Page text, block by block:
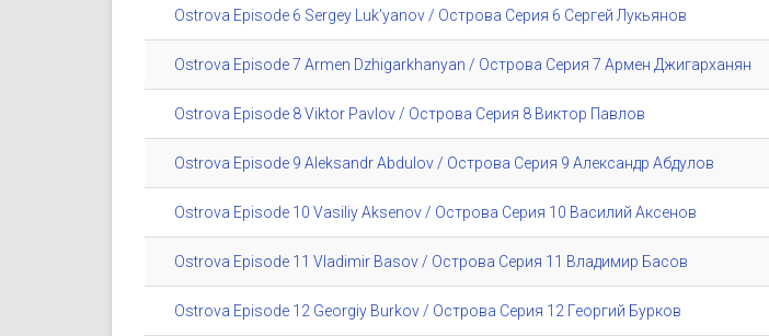
Ostrova Episode 6 Sergey Luk'yanov / Острова Серия 6 Сергей Лукьянов
Ostrova Episode 7 Armen Dzhigarkhanyan / Острова Серия 7 Армен Джигарханян
Ostrova Episode 8 Viktor Pavlov / Острова Серия 8 Виктор Павлов
Ostrova Episode 9 Aleksandr Abdulov / Острова Серия 9 Александр Абдулов
Ostrova Episode 10 Vasiliy Aksenov / Острова Серия 10 Василий Аксенов
Ostrova Episode 11 Vladimir Basov / Острова Серия 11 Владимир Басов
Ostrova Episode 12 Georgiy Burkov / Острова Серия 12 Георгий Бурков